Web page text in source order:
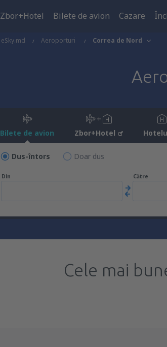
Zbor+Hotel Bilete de avion Cazare
eSky.md Aeroporturi Correa de Nord
Bilete de avion Zbor+Hotel
Dus-întors Doar dus
Din Către
Cele mai